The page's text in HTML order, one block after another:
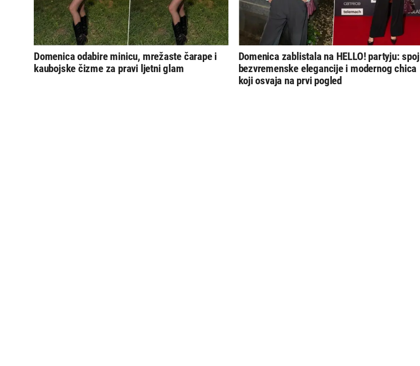
Domenica odabire minicu, mrežaste čarape i
kaubojske čizme za pravi ljetni glam
Domenica zablistala na HELLO! partyju: spoj
bezvremenske elegancije i modernog chica
koji osvaja na prvi pogled